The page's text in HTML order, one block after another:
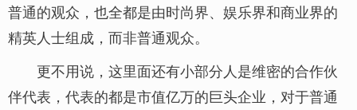
普通的观众，也全都是由时尚界、娱乐界和商业界的
精英人士组成，而非普通观众。
更不用说，这里面还有小部分人是维密的合作伙
伴代表，代表的都是市值亿万的巨头企业，对于普通